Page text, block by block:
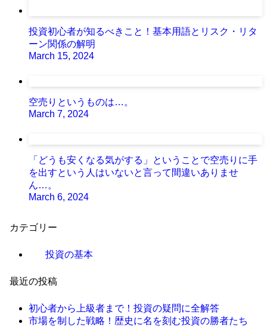
投資初心者が知るべきこと！基本用語とリスク・リタ
ーン関係の解明
March 15, 2024
空売りというものは…。
March 7, 2024
「どうも安くなる気がする」ということで空売りに手
を出すという人はいないと言って間違いありませ
ん…。
March 6, 2024
カテゴリー
投資の基本
最近の投稿
初心者から上級者まで！投資の疑問に全解答
市場を制した戦略！歴史に名を刻む投資の勝者たち